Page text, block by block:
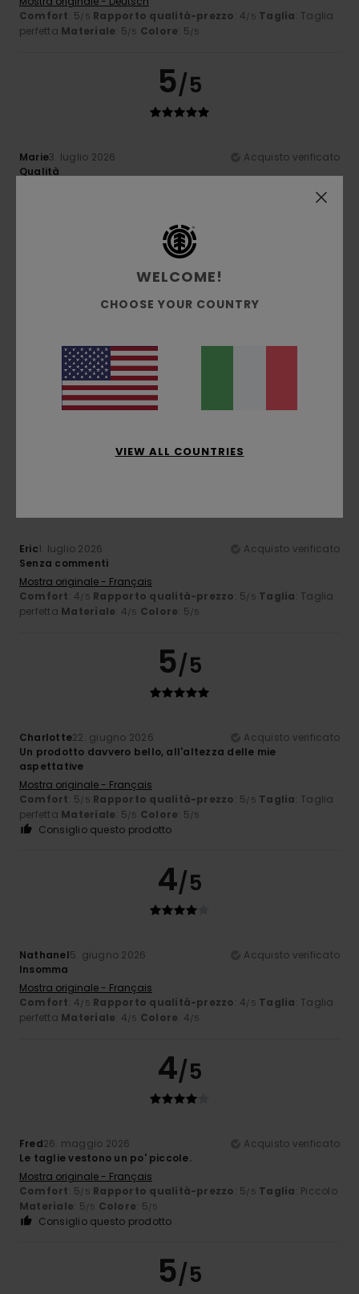
Comfort: 5 /5 Rapporto qualità-prezzo: 4 /5 Taglia: Taglia
perfetta Materiale: 5 /5 Colore: 5 /5
5/5
Marie3. luglio 2026
Acquisto verificato
Qualità
: Taglia
Consiglio questo prodotto
3/5
Stephane2. luglio 2026
Manca un elastico in fondo / che stringe
Mostra originale - Français
Comfort: 4/5 Rapporto qualità-prezzo Taglia: Grande
Eric1. luglio 2026
Acquisto verificato
Senza commenti
Mostra originale - Français
Comfort: 4 /5 Rapporto qualità-prezzo: 5 /5 Taglia: Taglia
perfetta Materiale: 4 /5 Colore: 5 /5
5/5
Charlotte22. giugno 2026
Acquisto verificato
Un prodotto davvero bello, all'altezza delle mie
aspettative
Mostra originale - Français
Comfort: 5 /5 Rapporto qualità-prezzo: 5 /5 Taglia: Taglia
perfetta Materiale: 5 /5 Colore: 5 /5
Consiglio questo prodotto
4/5
Nathanel5. giugno 2026
Acquisto verificato
Insomma
Mostra originale - Français
Comfort: 4 /5 Rapporto qualità-prezzo: 4 /5 Taglia: Taglia
perfetta Materiale: 4 /5 Colore: 4 /5
4/5
Fred26. maggio 2026
Acquisto verificato
Le taglie vestono un po' piccole.
Mostra originale - Français
Comfort: 5 /5 Rapporto qualità-prezzo: 5 /5 Taglia: Piccolo
Materiale: 5 /5 Colore: 5 /5
Consiglio questo prodotto
5/5
WELCOME!
CHOOSE YOUR COUNTRY
VIEW ALL COUNTRIES